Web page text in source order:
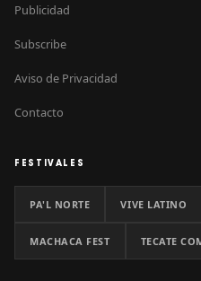
Publicidad
Subscribe
Aviso de Privacidad
Contacto
FESTIVALES
PA'L NORTE VIVE LATINO
MACHACA FEST TECATE